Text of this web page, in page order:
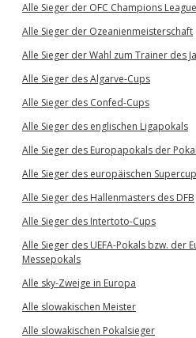
Alle Sieger der OFC Champions League
Alle Sieger der Ozeanienmeisterschaft
Alle Sieger der Wahl zum Trainer des
Alle Sieger des Algarve-Cups
Alle Sieger des Confed-Cups
Alle Sieger des englischen Ligapokals
Alle Sieger des Europapokals der
Alle Sieger des europäischen
Alle Sieger des Hallenmasters des DFB
Alle Sieger des Intertoto-Cups
Alle Sieger des UEFA-Pokals bzw. der
Messepokals
Alle sky-Zweige in Europa
Alle slowakischen Meister
Alle slowakischen Pokalsieger